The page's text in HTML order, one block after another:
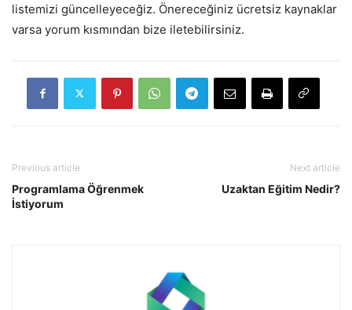
listemizi güncelleyeceğiz. Önereceğiniz ücretsiz kaynaklar
varsa yorum kısmından bize iletebilirsiniz.
Previous article
Programlama Öğrenmek
İstiyorum
Next article
Uzaktan Eğitim Nedir?